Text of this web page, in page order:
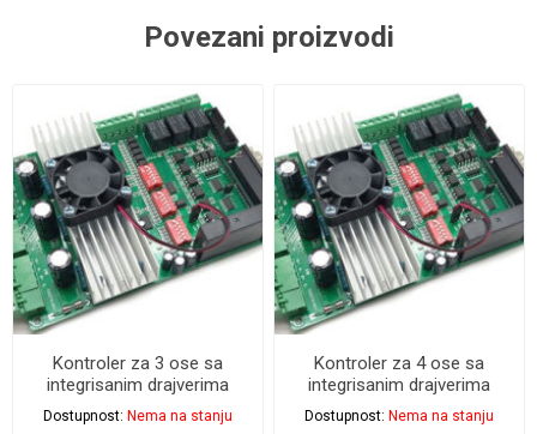
Povezani proizvodi
Kontroler za 3 ose sa
integrisanim drajverima
TB6600 do 4.5A
Dostupnost: Nema na stanju
Kontroler za 4 ose sa
integrisanim drajverima
TB6600 do 4.5A
Dostupnost:Nema na stanju